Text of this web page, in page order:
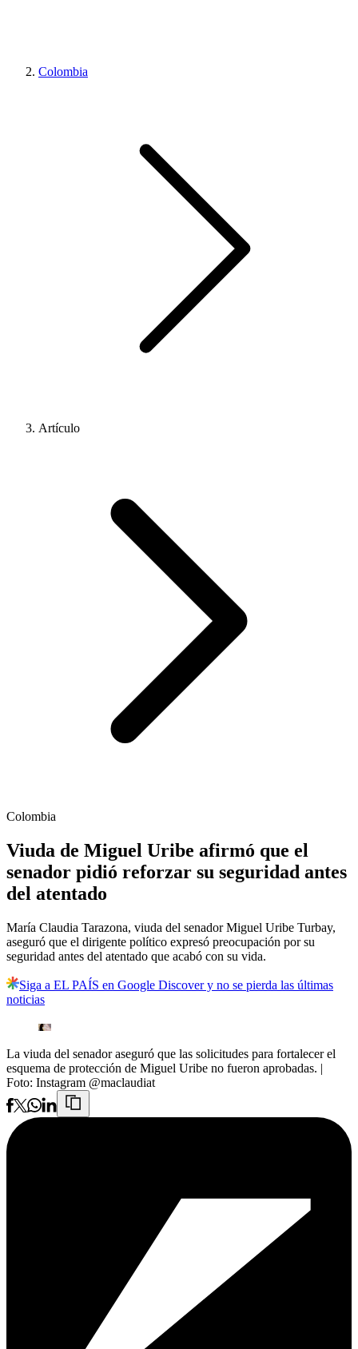
Colombia
Artículo
Colombia
Viuda de Miguel Uribe afirmó que el
senador pidió reforzar su seguridad antes
del atentado
María Claudia Tarazona, viuda del senador Miguel Uribe Turbay,
aseguró que el dirigente político expresó preocupación por su
seguridad antes del atentado que acabó con su vida.
Siga a EL PAÍS en Google Discover y no se pierda las últimas
noticias
La viuda del senador aseguró que las solicitudes para fortalecer el
esquema de protección de Miguel Uribe no fueron aprobadas. |
Foto: Instagram @maclaudiat